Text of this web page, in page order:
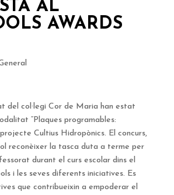
AL
AWARDS
del col·legi Cor de Maria han estat
“Plaques programables:
Cultius Hidropònics. El concurs,
reconèixer la tasca duta a terme per
durant el curs escolar dins el
i les seves diferents iniciatives. Es
que contribueixin a empoderar el